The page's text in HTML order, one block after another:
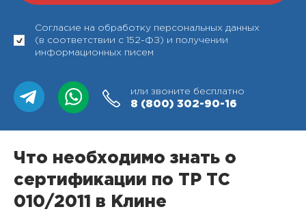
Согласие на обработку персональных данных
(в соответствии с 152-ФЗ) и получении
информационных писем
или звоните бесплатно
8 (800) 302-90-16
Что необходимо знать о
сертификации по ТР ТС
010/2011 в Клине